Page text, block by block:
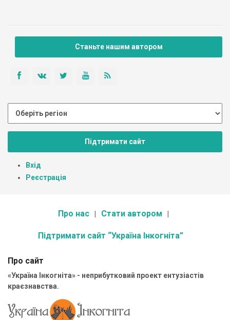
Станьте нашим автором
Підтримати сайт
Вхід
Реєстрація
Про нас Стати автором
Підтримати сайт “Україна Інкогніта”
Про сайт
«Україна Інкогніта» - неприбутковий проект ентузіастів
краєзнавства.